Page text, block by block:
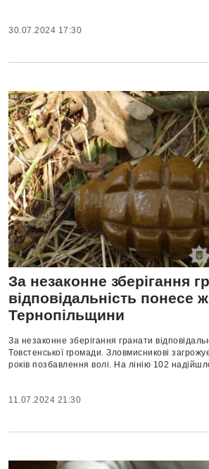
30.07.2024 17:30
За незаконне зберігання
відповідальність понесе
Тернопільщини
За незаконне зберігання гранати
Товстенської громади. Зловмисникові
років позбавлення волі. На лінію 102
11.07.2024 21:30